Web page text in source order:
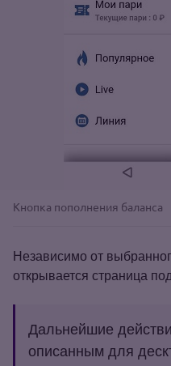
Кнопка пополнения баланса
Независимо от
открывается страница
Дальнейшие
описанным для